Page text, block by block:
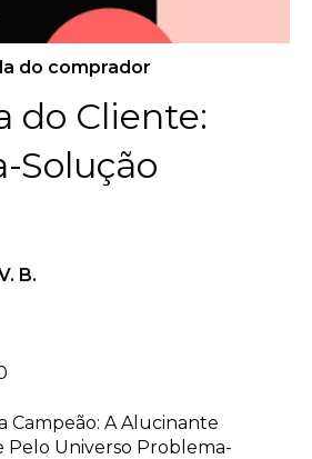
do comprador
do Cliente:
Solução
B.
Campeão: A Alucinante
Pelo Universo Problema-